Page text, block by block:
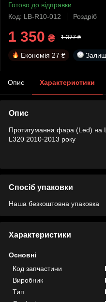
Готово до відправки
Код: LB-R10-012
Роздріб
1 350 ₴ 1 377 ₴
Економія 27 ₴
Опис Характеристики
Опис
Протитуманна фара (Led) на
L320 2010-2013 року
Спосіб упаковки
Наша безкоштовна упаковка
Характеристики
Основні
Код запчастини
Виробник
Тип